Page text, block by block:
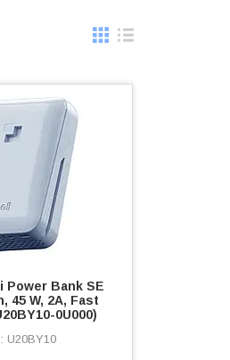
Bank SE
45 W, 2А, Fast
0U000)
U20BY10